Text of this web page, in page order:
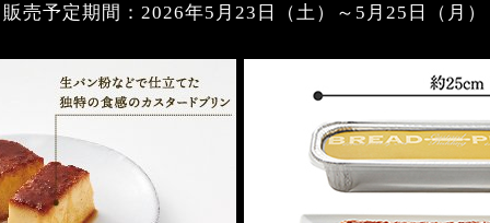
販売予定期間： 2026年5月23日（土）～5月25日（月）